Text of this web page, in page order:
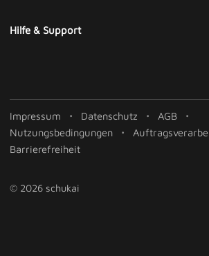
Hilfe & Support
Impressum Datenschutz
AGB
Nutzungsbedingungen
Barrierefreiheit
© 2026 schukai